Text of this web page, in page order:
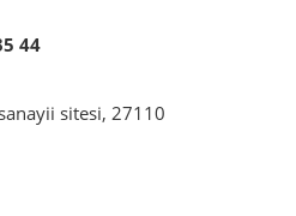
44
sitesi, 27110